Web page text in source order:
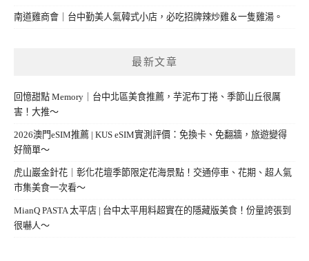
南道雞商會｜台中勤美人氣韓式小店，必吃招牌辣炒雞＆一隻雞湯。
最新文章
回憶甜點 Memory｜台中北區美食推薦，芋泥布丁捲、季節山丘很厲
害！大推～
2026澳門eSIM推薦 | KUS eSIM實測評價：免換卡、免翻牆，旅遊變得
好簡單～
虎山巖金針花｜彰化花壇季節限定花海景點！交通停車、花期、超人氣
市集美食一次看～
MianQ PASTA 太平店 | 台中太平用料超實在的隱藏版美食！份量誇張到
很嚇人～